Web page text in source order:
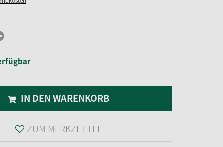
IN DEN WARENKORB
ZUM MERKZETTEL